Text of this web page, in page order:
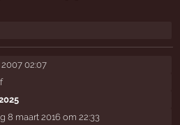
02:07
8 maart 2016 om 22:33